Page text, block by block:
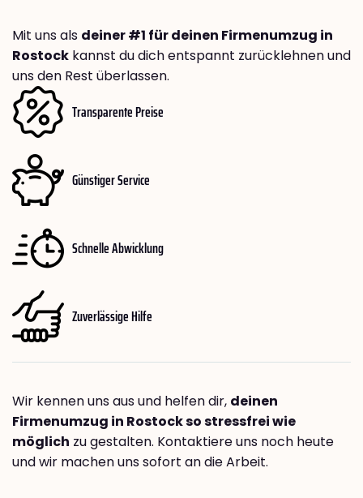
Mit uns als deiner #1 für deinen Firmenumzug in
Rostock kannst du dich entspannt zurücklehnen und
uns den Rest überlassen.
Transparente Preise
Günstiger Service
Schnelle Abwicklung
Zuverlässige Hilfe
Wir kennen uns aus und helfen dir, deinen
Firmenumzug in Rostock so stressfrei wie
möglich zu gestalten. Kontaktiere uns noch heute
und wir machen uns sofort an die Arbeit.